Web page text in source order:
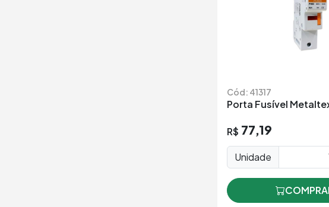
Cód: 41317
Porta Fusível
R$ 77,19
Unidade